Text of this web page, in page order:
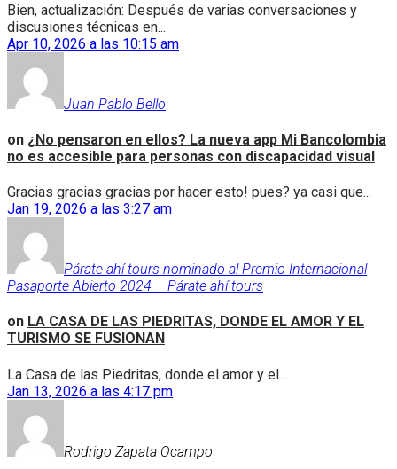
Bien, actualización: Después de varias conversaciones y
discusiones técnicas en...
Apr 10, 2026 a las 10:15 am
Juan Pablo Bello
on ¿No pensaron en ellos? La nueva app Mi Bancolombia
no es accesible para personas con discapacidad visual
Gracias gracias gracias por hacer esto! pues? ya casi que...
Jan 19, 2026 a las 3:27 am
Párate ahí tours nominado al Premio Internacional
Pasaporte Abierto 2024 – Párate ahí tours
on LA CASA DE LAS PIEDRITAS, DONDE EL AMOR Y EL
TURISMO SE FUSIONAN
La Casa de las Piedritas, donde el amor y el...
Jan 13, 2026 a las 4:17 pm
Rodrigo Zapata Ocampo